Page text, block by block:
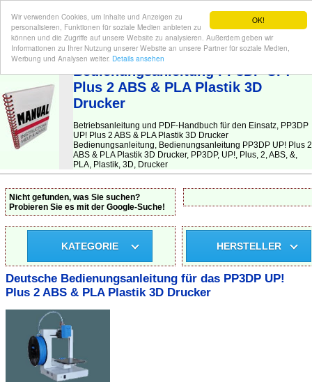
OK!
Wir verwenden Cookies, um Inhalte und Anzeigen zu
personalisieren, Funktionen für soziale Medien anbieten zu
können und die Zugriffe auf unsere Website zu analysieren. Außerdem geben wir
Informationen zu Ihrer Nutzung unserer Website an unsere Partner für soziale Medien,
Werbung und Analysen weiter. Details ansehen
BEDIENUNGSANLEITUNG| Hier finden Sie die deutsche Anleitung!
Bedienungsanleitung PP3DP UP!
Plus 2 ABS & PLA Plastik 3D
Drucker
Betriebsanleitung und PDF-Handbuch für den Einsatz, PP3DP
UP! Plus 2 ABS & PLA Plastik 3D Drucker
Bedienungsanleitung, Bedienungsanleitung PP3DP UP! Plus 2
ABS & PLA Plastik 3D Drucker, PP3DP, UP!, Plus, 2, ABS, &,
PLA, Plastik, 3D, Drucker
Nicht gefunden, was Sie suchen?
Probieren Sie es mit der Google-Suche!
KATEGORIE HERSTELLER
Deutsche Bedienungsanleitung für das PP3DP UP!
Plus 2 ABS & PLA Plastik 3D Drucker